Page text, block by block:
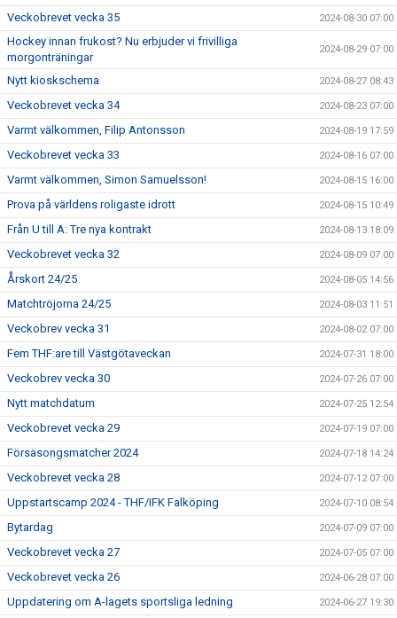
Veckobrevet vecka 35 2024-08-30 07:00
Hockey innan frukost? Nu erbjuder vi frivilliga
morgonträningar
2024-08-29 07:00
Nytt kioskschema 2024-08-27 08:43
Veckobrevet vecka 34 2024-08-23 07:00
Varmt välkommen, Filip Antonsson 2024-08-19 17:59
Veckobrevet vecka 33 2024-08-16 07:00
Varmt välkommen, Simon Samuelsson! 2024-08-15 16:00
Prova på världens roligaste idrott 2024-08-15 10:49
Från U till A: Tre nya kontrakt 2024-08-13 18:09
Veckobrevet vecka 32 2024-08-09 07:00
Årskort 24/25 2024-08-05 14:56
Matchtröjorna 24/25 2024-08-03 11:51
Veckobrev vecka 31 2024-08-02 07:00
Fem THF:are till Västgötaveckan 2024-07-31 18:00
Veckobrev vecka 30 2024-07-26 07:00
Nytt matchdatum 2024-07-25 12:54
Veckobrevet vecka 29 2024-07-19 07:00
Försäsongsmatcher 2024 2024-07-18 14:24
Veckobrevet vecka 28 2024-07-12 07:00
Uppstartscamp 2024 - THF/IFK Falköping 2024-07-10 08:54
Bytardag 2024-07-09 07:00
Veckobrevet vecka 27 2024-07-05 07:00
Veckobrevet vecka 26 2024-06-28 07:00
Uppdatering om A-lagets sportsliga ledning 2024-06-27 19:30